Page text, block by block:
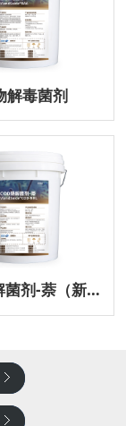
解毒菌剂
COD降解菌剂-萘（新品上市）